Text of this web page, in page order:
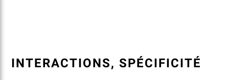
INTERACTIONS, SPÉCIFICITÉ